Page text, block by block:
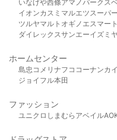
いなげや西條アマノパークス
イオンカスミ マルエツスーパ
ツルヤマルト オギノ エスマート
ダイレックスサンエーイズミヤ
ホームセンター
島忠 コメリ ナフコ コーナンカ
ジョイフル本田
ファッション
ユニクロ しまむら アベイル